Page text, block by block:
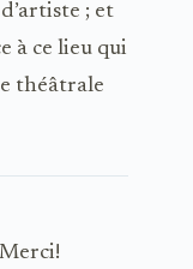
; et
à ce lieu qui
théâtrale